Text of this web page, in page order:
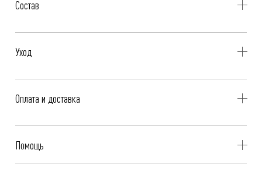
Состав
Уход
- Гладить при низкой температуре, до 110°C
Оплата и доставка
Яндекс.Сплит.
Помощь